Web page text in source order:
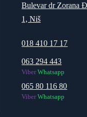
Bulevar dr Zorana
1, Niš
018 410 17 17
063 294 443
Viber Whatsapp
065 80 116 80
Viber Whatsapp